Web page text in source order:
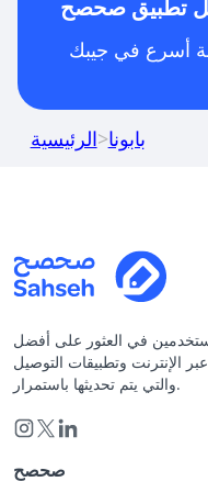
تطبيق صحصح
أسرع في جيبك
الرئيسية>بابونا
في العثور على أفضل
الإنترنت وتطبيقات التوصيل
والتي يتم تحديثها باستمرار.
صحصح